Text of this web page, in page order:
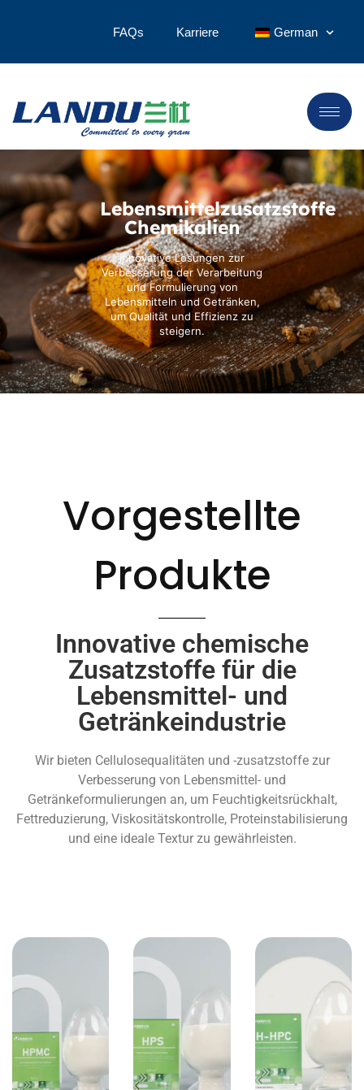
FAQs Karriere German
Lebensmittelzusatzstoffe
Chemikalien
Innovative Lösungen zur
Verbesserung der Verarbeitung
und Formulierung von
Lebensmitteln und Getränken,
um Qualität und Effizienz zu
steigern.
Vorgestellte
Produkte
Innovative chemische
Zusatzstoffe für die
Lebensmittel- und
Getränkeindustrie
Wir bieten Cellulosequalitäten und -zusatzstoffe zur
Verbesserung von Lebensmittel- und
Getränkeformulierungen an, um Feuchtigkeitsrückhalt,
Fettreduzierung, Viskositätskontrolle, Proteinstabilisierung
und eine ideale Textur zu gewährleisten.